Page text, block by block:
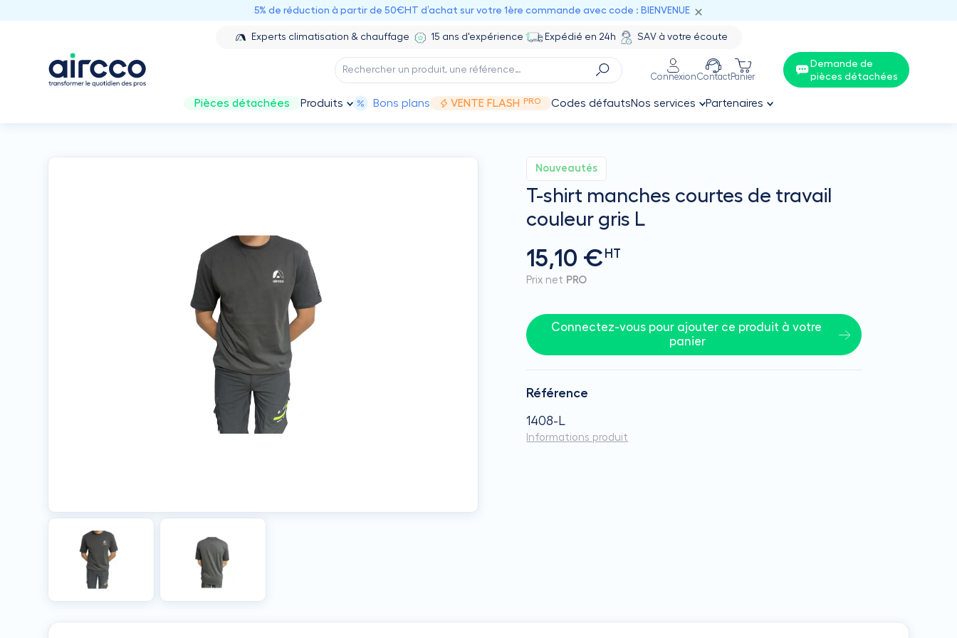
5% de réduction à partir de 50€HT d’achat sur votre 1ère commande avec code : BIENVENUE
Experts climatisation & chauffage 15 ans d'expérience Expédié en 24h SAV à votre écoute
ConnexionContactPanier
Demande de
pièces détachées
Pièces détachées Produits Bons plans VENTE FLASH PRO Codes défautsNos services Partenaires
Nouveautés
T-shirt manches courtes de travail
couleur gris L
15,10 € HT
Prix net PRO
Connectez-vous pour ajouter ce produit à votre
panier
Référence
1408-L
Informations produit